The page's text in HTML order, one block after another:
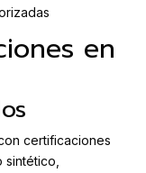
en
certificaciones
sintético,